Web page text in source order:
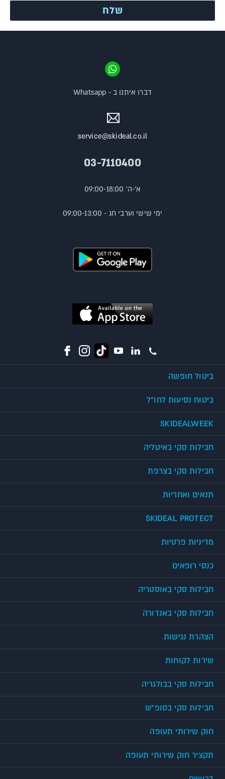
service@skideal.co.il
03-7110400
א'-ה' 09:00-18:00
ימי שישי וערבי חג - 09:00-13:00
דברו איתנו ב - Whatsapp
ביטול חופשה
ביטוח נסיעות לחו"ל
SKIDEALWEEK
חבילות סקי באיטליה
חבילות סקי בצרפת
תנאים ואחריות
SKIDEAL PROTECT
מדיניות פרטיות
כנסי רופאים
חבילות סקי באוסטריה
חבילות סקי באנדורה
הצהרת נגישות
שירות לקוחות
חבילות סקי בבולגריה
חבילות סקי בסופ"ש
חוק שירותי תעופה
תקציר חוק שירותי תעופה